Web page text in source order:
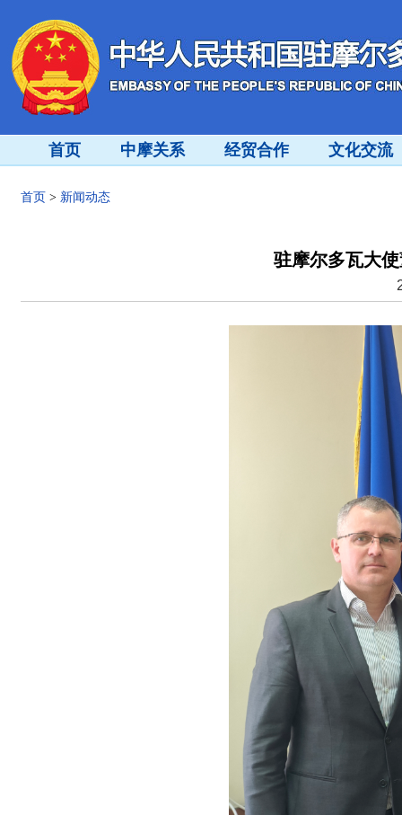
首页 中摩关系 经贸合作 文化交流
首页 > 新闻动态
驻摩尔多瓦大